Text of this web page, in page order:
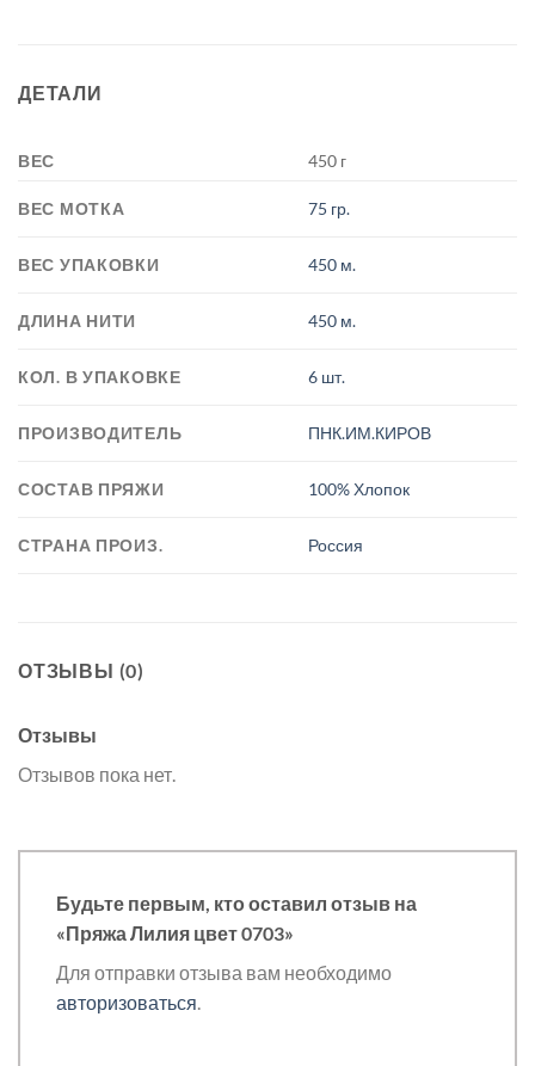
ДЕТАЛИ
ВЕС 450 г
ВЕС МОТКА 75 гр.
ВЕС УПАКОВКИ 450 м.
ДЛИНА НИТИ 450 м.
КОЛ. В УПАКОВКЕ 6 шт.
ПРОИЗВОДИТЕЛЬ ПНК.ИМ.КИРОВ
СОСТАВ ПРЯЖИ 100% Хлопок
СТРАНА ПРОИЗ. Россия
ОТЗЫВЫ (0)
Отзывы
Отзывов пока нет.
Будьте первым, кто оставил отзыв на
«Пряжа Лилия цвет 0703»
Для отправки отзыва вам необходимо
авторизоваться.